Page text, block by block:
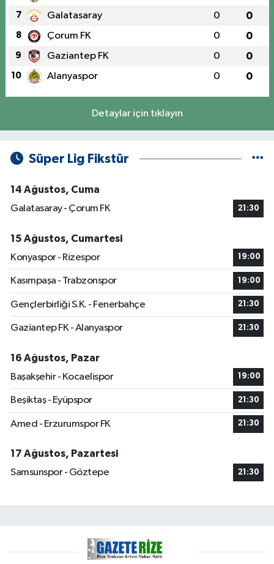
7 Galatasaray 0 0
8 Çorum FK 0 0
9 Gaziantep FK 0 0
10 Alanyaspor 0 0
Detaylar için tıklayın
Süper Lig Fikstür
14 Ağustos, Cuma
Galatasaray - Çorum FK
21:30
15 Ağustos, Cumartesi
Konyaspor - Rizespor
19:00
Kasımpaşa - Trabzonspor 19:00
Gençlerbirliği S.K. - Fenerbahçe 21:30
Gaziantep FK - Alanyaspor 21:30
16 Ağustos, Pazar
Başakşehir - Kocaelispor
19:00
Beşiktaş - Eyüpspor 21:30
Amed - Erzurumspor FK 21:30
17 Ağustos, Pazartesi
Samsunspor - Göztepe
21:30